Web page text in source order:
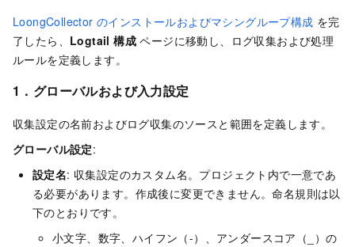
LoongCollector のインストールおよびマシングループ構成 を完
了したら、 Logtail 構成 ページに移動し、ログ収集および処理
ルールを定義します。
1．グローバルおよび入力設定
収集設定の名前およびログ収集のソースと範囲を定義します。
グローバル設定:
設定名: 収集設定のカスタム名。プロジェクト内で一意であ
る必要があります。作成後に変更できません。命名規則は以
下のとおりです。
小文字、数字、ハイフン（-）、アンダースコア（_）の